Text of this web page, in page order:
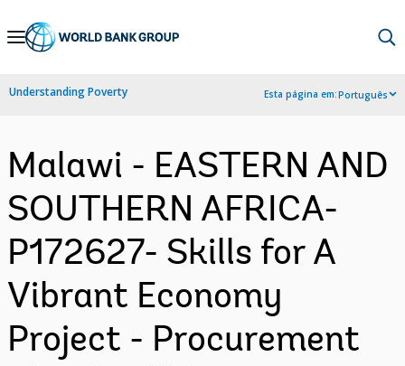
Skip
Navigation
Understanding Poverty Esta página em:Português
Malawi - EASTERN AND
SOUTHERN AFRICA-
P172627- Skills for A
Vibrant Economy
Project - Procurement